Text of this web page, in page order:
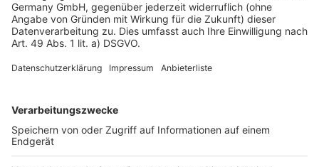
Datenschutz
Impressum
Services
Bauprojekt-Quiz
Häuser-Suche